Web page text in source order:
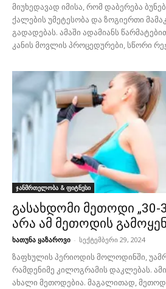
მიუხედავად იმისა, რომ დაბერება
ქალების უმეტესობა და ზოგიერთი
გადადებას. ამაში ადამიანს
კანის მოვლის პროცედურები, სწორი
ჯანმრთელობა & ფიტნესი
გასახდომი მეთოდი „30-
არა ამ მეთოდის
ხათუნა ყაზაროვი - სექტემბერი 29, 2024
ზაფხულის პერიოდის მოლოდინში,
რამდენიმე კილოგრამის დაკლებას.
ახალი მეთოდებია. მაგალითად,